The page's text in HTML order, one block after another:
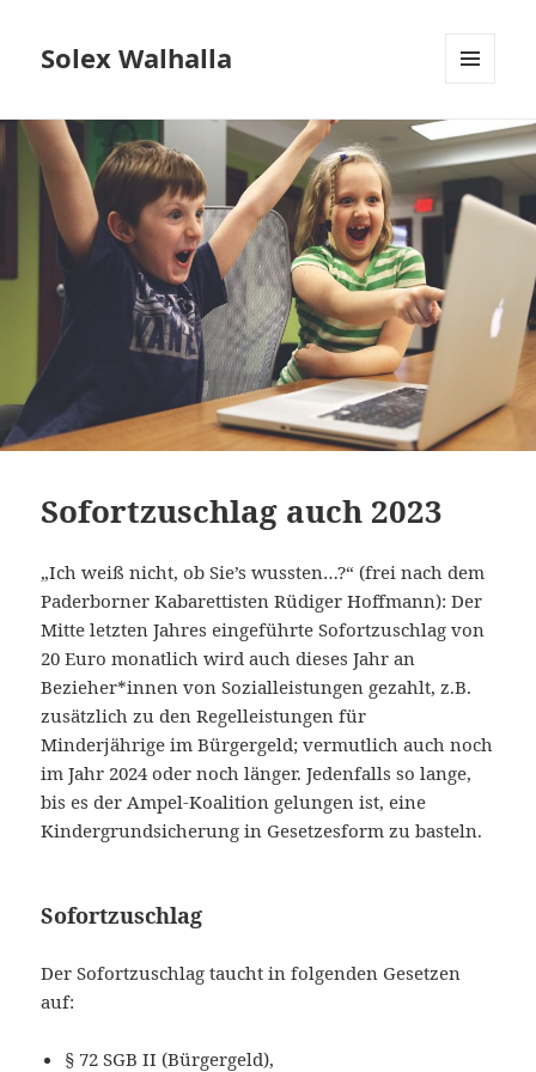
Solex Walhalla
WIDGETS
Sofortzuschlag auch 2023
„Ich weiß nicht, ob Sie’s wussten…?“ (frei nach dem
Paderborner Kabarettisten Rüdiger Hoffmann): Der
Mitte letzten Jahres eingeführte Sofortzuschlag von
20 Euro monatlich wird auch dieses Jahr an
Bezieher*innen von Sozialleistungen gezahlt, z.B.
zusätzlich zu den Regelleistungen für
Minderjährige im Bürgergeld; vermutlich auch noch
im Jahr 2024 oder noch länger. Jedenfalls so lange,
bis es der Ampel-Koalition gelungen ist, eine
Kindergrundsicherung in Gesetzesform zu basteln.
Sofortzuschlag
Der Sofortzuschlag taucht in folgenden Gesetzen
auf:
§ 72 SGB II (Bürgergeld),